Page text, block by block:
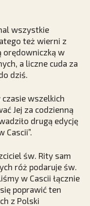
wszystkie
też wierni z
orędowniczką w
a liczne cuda za
dziś.
czasie wszelkich
Jej za codzienną
drugą edycję
Cascii”.
św. Rity sam
róż podaruje św.
w Cascii łącznie
poprawić ten
z Polski